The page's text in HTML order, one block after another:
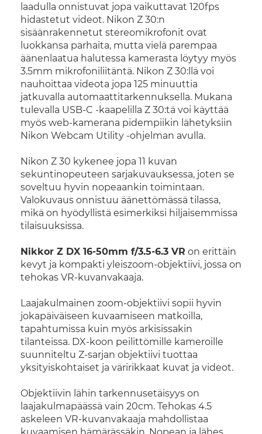
laadulla onnistuvat jopa vaikuttavat 120fps
hidastetut videot. Nikon Z 30:n
sisäänrakennetut stereomikrofonit ovat
luokkansa parhaita, mutta vielä parempaa
äänenlaatua halutessa kamerasta löytyy myös
3.5mm mikrofoniliitäntä. Nikon Z 30:llä voi
nauhoittaa videota jopa 125 minuuttia
jatkuvalla automaattitarkennuksella. Mukana
tulevalla USB-C -kaapelilla Z 30:tä voi käyttää
myös web-kamerana pidempiikin lähetyksiin
Nikon Webcam Utility -ohjelman avulla.
Nikon Z 30 kykenee jopa 11 kuvan
sekuntinopeuteen sarjakuvauksessa, joten se
soveltuu hyvin nopeaankin toimintaan.
Valokuvaus onnistuu äänettömässä tilassa,
mikä on hyödyllistä esimerkiksi hiljaisemmissa
tilaisuuksissa.
Nikkor Z DX 16-50mm f/3.5-6.3 VR on erittäin
kevyt ja kompakti yleiszoom-objektiivi, jossa on
tehokas VR-kuvanvakaaja.
Laajakulmainen zoom-objektiivi sopii hyvin
jokapäiväiseen kuvaamiseen matkoilla,
tapahtumissa kuin myös arkisissakin
tilanteissa. DX-koon peilittömille kameroille
suunniteltu Z-sarjan objektiivi tuottaa
yksityiskohtaiset ja väririkkaat kuvat ja videot.
Objektiivin lähin tarkennusetäisyys on
laajakulmapäässä vain 20cm. Tehokas 4.5
askeleen VR-kuvanvakaaja mahdollistaa
kuvaamisen hämärässäkin. Nopean ja lähes